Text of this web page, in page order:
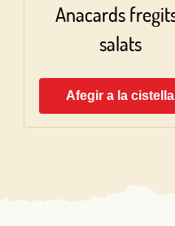
Anacards
salats
Afegir a la cistella